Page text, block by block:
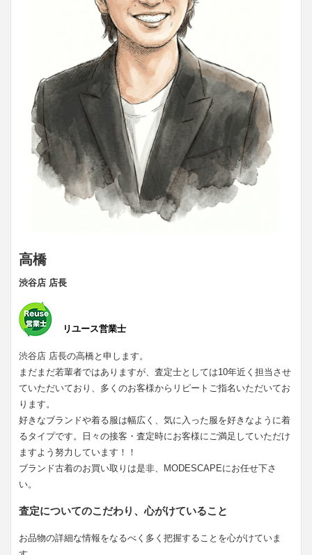
高橋
渋谷店 店長
リユース営業士
渋谷店 店長の高橋と申します。
まだまだ若輩者ではありますが、査定士としては10年近く担当させ
ていただいており、多くのお客様からリピートご指名いただいてお
ります。
好きなブランドや着る服は幅広く、気に入った服を好きなように着
るタイプです。日々の接客・査定時にお客様にご満足していただけ
ますよう努力しています！！
ブランド古着のお買い取りは是非、MODESCAPEにお任せ下さ
い。
査定についてのこだわり、心がけていること
お品物の詳細な情報をなるべく多く把握することを心がけていま